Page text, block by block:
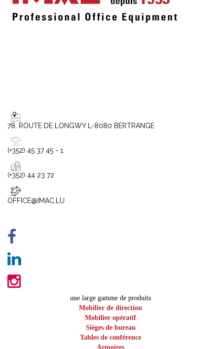
78, ROUTE DE LONGWY L-8080 BERTRANGE
(+352) 45 37 45 - 1
(+352) 44 23 72
OFFICE@IMAC.LU
une large gamme de produits
Mobilier de direction
Mobilier opératif
Sièges de bureau
Tables de conférence
Armoires